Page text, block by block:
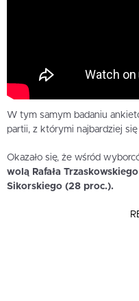
W tym samym badaniu
partii, z którymi najbardziej
Okazało się, że wśród
wolą Rafała
Sikorskiego (28 proc.).